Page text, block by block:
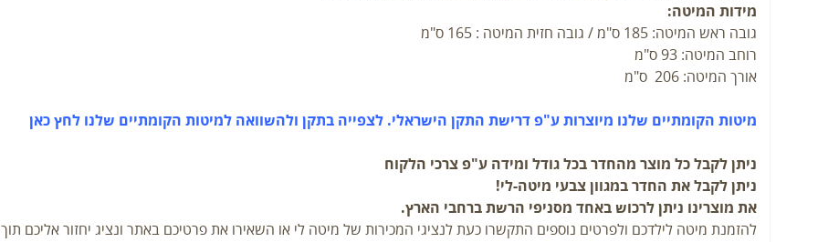
מידות המיטה:
גובה ראש המיטה: 185 ס"מ / גובה חזית המיטה : 165 ס"מ
רוחב המיטה: 93 ס"מ
אורך המיטה: 206 ס"מ
מיטות הקומתיים שלנו מיוצרות ע"פ דרישת התקן הישראלי. לצפייה בתקן ולהשוואה למיטות הקומתיים שלנו לחץ כאן
ניתן לקבל כל מוצר מהחדר בכל גודל ומידה ע"פ צרכי הלקוח
ניתן לקבל את החדר במגוון צבעי מיטה-לי!
את מוצרינו ניתן לרכוש באחד מסניפי הרשת ברחבי הארץ.
להזמנת מיטה לילדכם ולפרטים נוספים התקשרו כעת לנציגי המכירות של מיטה לי או השאירו את פרטיכם באתר ונציג יחזור אליכם תוך 48 שעות מרגע הפנייה.